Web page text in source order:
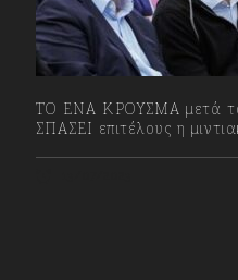
ΤΟ ΕΝΑ ΚΡΟΥΣΜΑ μετά
ΣΠΑΣΕΙ επιτέλους η